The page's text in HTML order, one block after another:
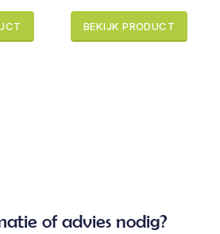
BEKIJK PRODUCT
of advies nodig?